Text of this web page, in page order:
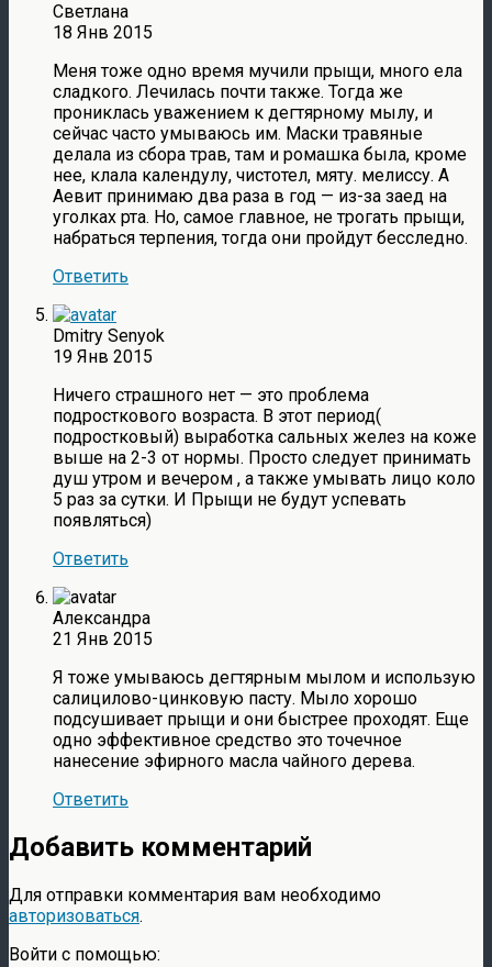
Светлана
18 Янв 2015
Меня тоже одно время мучили прыщи, много ела
сладкого. Лечилась почти также. Тогда же
прониклась уважением к дегтярному мылу, и
сейчас часто умываюсь им. Маски травяные
делала из сбора трав, там и ромашка была, кроме
нее, клала календулу, чистотел, мяту. мелиссу. А
Аевит принимаю два раза в год — из-за заед на
уголках рта. Но, самое главное, не трогать прыщи,
набраться терпения, тогда они пройдут бесследно.
Ответить
Dmitry Senyok
19 Янв 2015
Ничего страшного нет — это проблема
подросткового возраста. В этот период(
подростковый) выработка сальных желез на коже
выше на 2-3 от нормы. Просто следует принимать
душ утром и вечером , а также умывать лицо коло
5 раз за сутки. И Прыщи не будут успевать
появляться)
Ответить
Александра
21 Янв 2015
Я тоже умываюсь дегтярным мылом и использую
салицилово-цинковую пасту. Мыло хорошо
подсушивает прыщи и они быстрее проходят. Еще
одно эффективное средство это точечное
нанесение эфирного масла чайного дерева.
Ответить
Добавить комментарий
Для отправки комментария вам необходимо
авторизоваться.
Войти с помощью: